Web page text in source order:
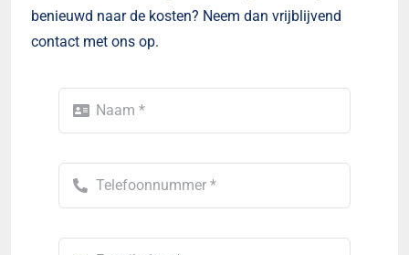
benieuwd naar de kosten? Neem dan vrijblijvend
contact met ons op.